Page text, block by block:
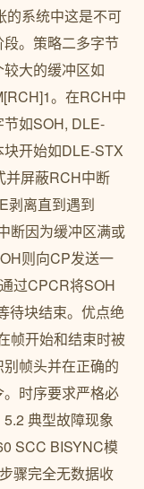
的系统中这是不可
。策略二多字节
大的缓冲区如
。在RCH中
如SOH, DLE-
开始如DLE-STX
并屏蔽RCH中断
剥离直到遇到
断因为缓冲区满或
则向CP发送一
过CPCR将SOH
待块结束。优点绝
帧开始和结束时被
帧头并在正确的
时序要求严格必
典型故障现象
SCC BISYNC模
骤完全无数据收